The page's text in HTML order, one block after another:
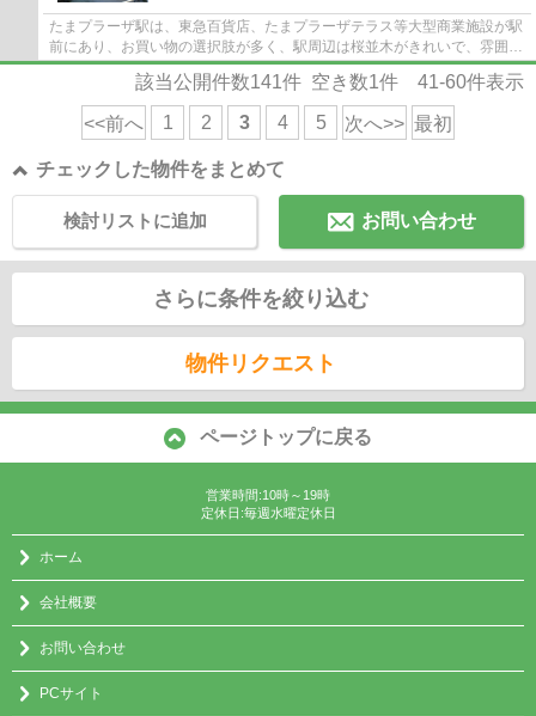
たまプラーザ駅は、東急百貨店、たまプラーザテラス等大型商業施設が駅
前にあり、お買い物の選択肢が多く、駅周辺は桜並木がきれいで、雰囲気
が良くとても人気の駅です。駅徒歩５分の...
該当公開件数141件 空き数1件 41-60件表示
<<前へ 1 2 3 4 5 次へ>> 最初
チェックした物件をまとめて
お問い合わせ
検討リストに追加
さらに条件を絞り込む
物件リクエスト
ページトップに戻る
営業時間:10時～19時
定休日:毎週水曜定休日
ホーム
会社概要
お問い合わせ
PCサイト